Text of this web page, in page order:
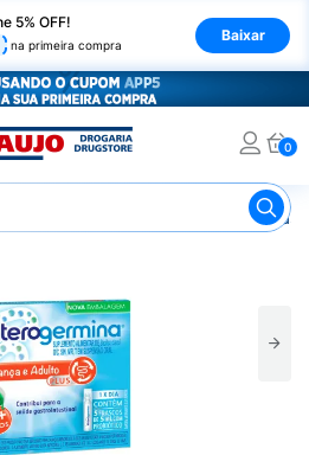
5% OFF!
na primeira compra
Baixar
0
Remédio para o Estômago e